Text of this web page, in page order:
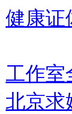
健康证
工作室
北京求